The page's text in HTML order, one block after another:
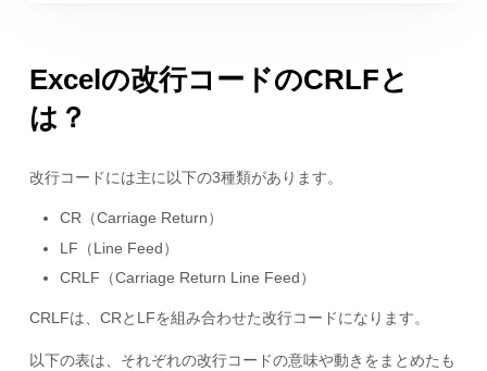
Excelの改行コードのCRLFと
は？
改行コードには主に以下の3種類があります。
CR（Carriage Return）
LF（Line Feed）
CRLF（Carriage Return Line Feed）
CRLFは、CRとLFを組み合わせた改行コードになります。
以下の表は、それぞれの改行コードの意味や動きをまとめたも